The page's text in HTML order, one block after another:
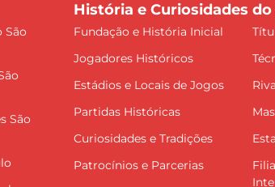
São
São
História e Curiosidades do
Fundação e História Inicial
Jogadores Históricos
Estádios e Locais de Jogos
Partidas Históricas
Curiosidades e Tradições
Patrocínios e Parcerias